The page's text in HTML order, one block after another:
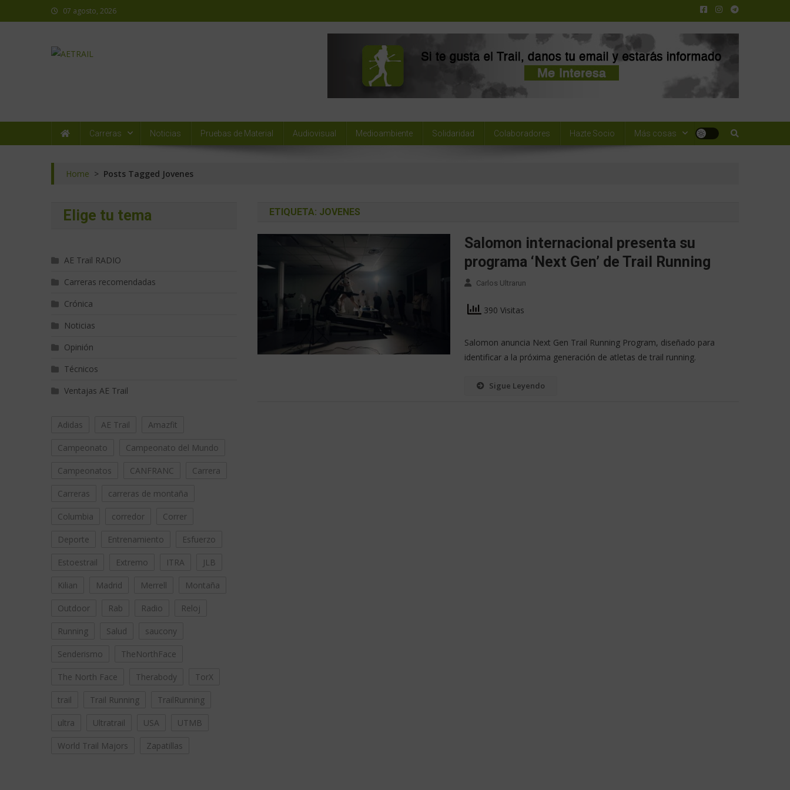
07 agosto, 2026
Carreras Noticias Pruebas de Material Audiovisual Medioambiente Solidaridad Colaboradores Hazte Socio Más cosas
Home > Posts Tagged Jovenes
ETIQUETA: JOVENES
Salomon internacional presenta su
programa ‘Next Gen’ de Trail Running
Carlos Ultrarun
390 Visitas
Salomon anuncia Next Gen Trail Running Program, diseñado para
identificar a la próxima generación de atletas de trail running.
Sigue Leyendo
Elige tu tema
AE Trail RADIO
Carreras recomendadas
Crónica
Noticias
Opinión
Técnicos
Ventajas AE Trail
Adidas AE Trail Amazfit
Campeonato Campeonato del Mundo
Campeonatos CANFRANC Carrera
Carreras carreras de montaña
Columbia corredor Correr
Deporte Entrenamiento Esfuerzo
Estoestrail Extremo ITRA JLB
Kilian Madrid Merrell Montaña
Outdoor Rab Radio Reloj
Running Salud saucony
Senderismo TheNorthFace
The North Face Therabody TorX
trail Trail Running TrailRunning
ultra Ultratrail USA UTMB
World Trail Majors Zapatillas